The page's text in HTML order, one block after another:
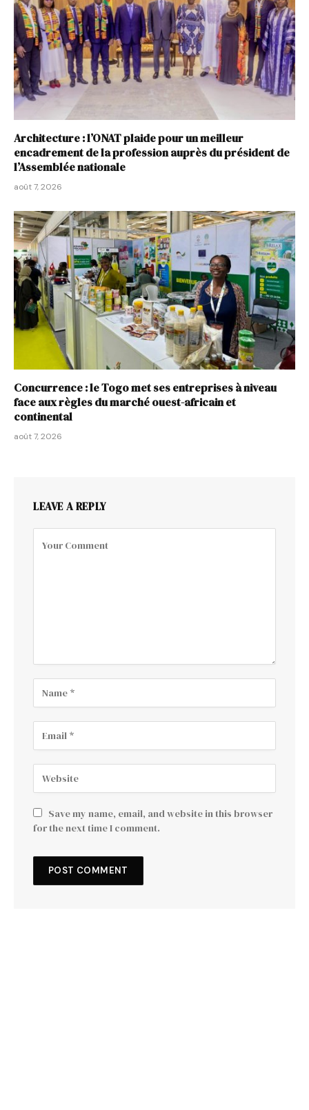
Architecture : l’ONAT plaide pour un meilleur
encadrement de la profession auprès du président de
l’Assemblée nationale
août 7, 2026
Concurrence : le Togo met ses entreprises à niveau
face aux règles du marché ouest-africain et
continental
août 7, 2026
LEAVE A REPLY
Save my name, email, and website in this browser
for the next time I comment.